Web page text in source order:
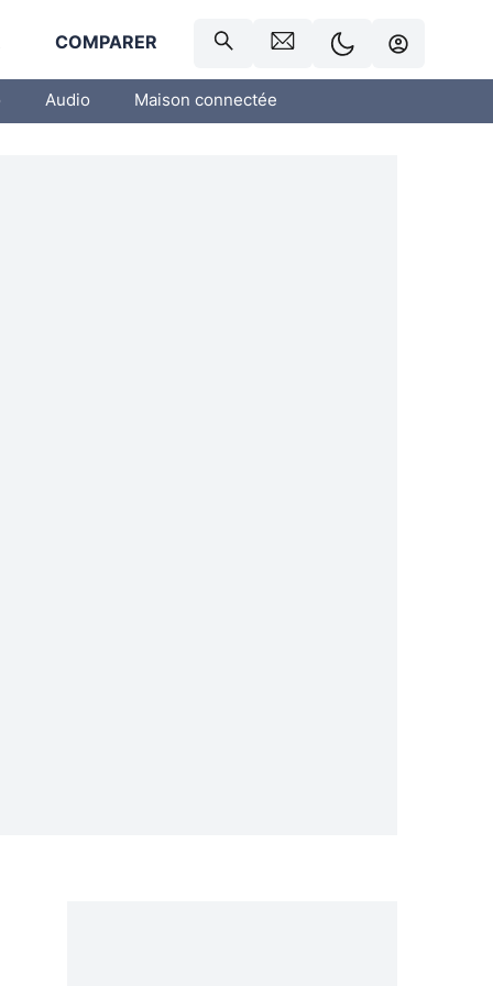
COMPARER
Audio Maison connectée